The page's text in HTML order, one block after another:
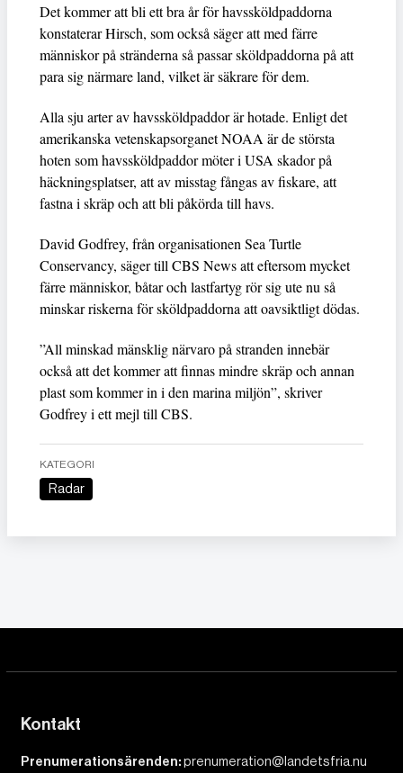
Det kommer att bli ett bra år för havssköldpaddorna
konstaterar Hirsch, som också säger att med färre
människor på stränderna så passar sköldpaddorna på att
para sig närmare land, vilket är säkrare för dem.
Alla sju arter av havssköldpaddor är hotade. Enligt det
amerikanska vetenskapsorganet NOAA är de största
hoten som havssköldpaddor möter i USA skador på
häckningsplatser, att av misstag fångas av fiskare, att
fastna i skräp och att bli påkörda till havs.
David Godfrey, från organisationen Sea Turtle
Conservancy, säger till CBS News att eftersom mycket
färre människor, båtar och lastfartyg rör sig ute nu så
minskar riskerna för sköldpaddorna att oavsiktligt dödas.
”All minskad mänsklig närvaro på stranden innebär
också att det kommer att finnas mindre skräp och annan
plast som kommer in i den marina miljön”, skriver
Godfrey i ett mejl till CBS.
KATEGORI
Radar
Kontakt
Prenumerationsärenden:prenumeration@landetsfria.nu